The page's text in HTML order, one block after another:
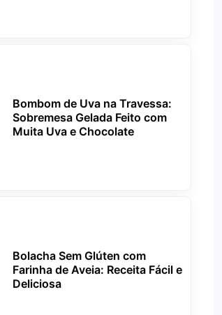
Bombom de Uva na Travessa:
Sobremesa Gelada Feito com
Muita Uva e Chocolate
Bolacha Sem Glúten com
Farinha de Aveia: Receita Fácil e
Deliciosa